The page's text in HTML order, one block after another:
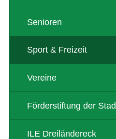
Senioren
Sport & Freizeit
Vereine
Förderstiftung der
ILE Dreiländereck